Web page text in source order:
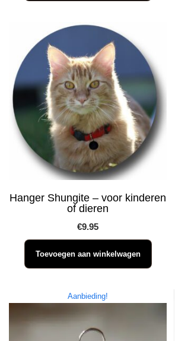
Hanger Shungite – voor kinderen
of dieren
€9.95
Toevoegen aan winkelwagen
Aanbieding!